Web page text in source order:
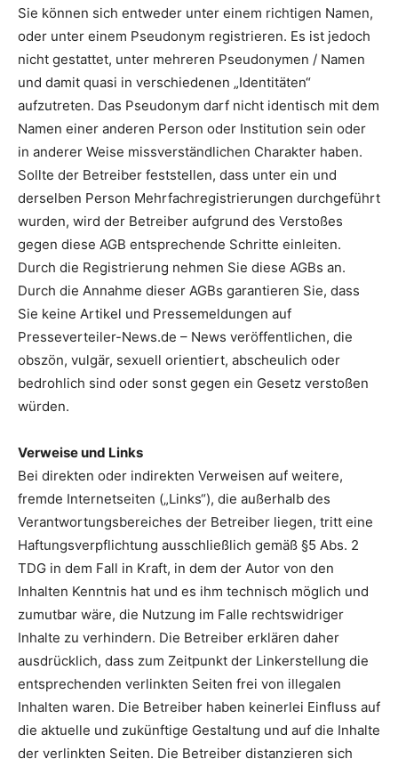
Sie können sich entweder unter einem richtigen Namen,
oder unter einem Pseudonym registrieren. Es ist jedoch
nicht gestattet, unter mehreren Pseudonymen / Namen
und damit quasi in verschiedenen „Identitäten“
aufzutreten. Das Pseudonym darf nicht identisch mit dem
Namen einer anderen Person oder Institution sein oder
in anderer Weise missverständlichen Charakter haben.
Sollte der Betreiber feststellen, dass unter ein und
derselben Person Mehrfachregistrierungen durchgeführt
wurden, wird der Betreiber aufgrund des Verstoßes
gegen diese AGB entsprechende Schritte einleiten.
Durch die Registrierung nehmen Sie diese AGBs an.
Durch die Annahme dieser AGBs garantieren Sie, dass
Sie keine Artikel und Pressemeldungen auf
Presseverteiler-News.de – News veröffentlichen, die
obszön, vulgär, sexuell orientiert, abscheulich oder
bedrohlich sind oder sonst gegen ein Gesetz verstoßen
würden.
Verweise und Links
Bei direkten oder indirekten Verweisen auf weitere,
fremde Internetseiten („Links“), die außerhalb des
Verantwortungsbereiches der Betreiber liegen, tritt eine
Haftungsverpflichtung ausschließlich gemäß §5 Abs. 2
TDG in dem Fall in Kraft, in dem der Autor von den
Inhalten Kenntnis hat und es ihm technisch möglich und
zumutbar wäre, die Nutzung im Falle rechtswidriger
Inhalte zu verhindern. Die Betreiber erklären daher
ausdrücklich, dass zum Zeitpunkt der Linkerstellung die
entsprechenden verlinkten Seiten frei von illegalen
Inhalten waren. Die Betreiber haben keinerlei Einfluss auf
die aktuelle und zukünftige Gestaltung und auf die Inhalte
der verlinkten Seiten. Die Betreiber distanzieren sich